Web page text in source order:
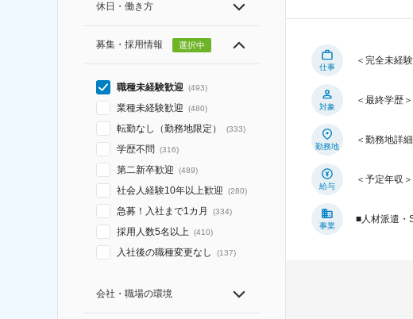
休日・働き方
募集・採用情報 選択中
職種未経験歓迎 (493)
業種未経験歓迎 (480)
転勤なし（勤務地限定） (333)
学歴不問 (316)
第二新卒歓迎 (489)
社会人経験10年以上歓迎 (280)
急募！入社まで1カ月 (334)
採用人数5名以上 (410)
入社後の職種変更なし (137)
会社・職場の環境
仕事
＜完全未経
対象
＜最終学歴
勤務地
＜勤務地詳
給与
＜予定年収
事業
■人材派遣・